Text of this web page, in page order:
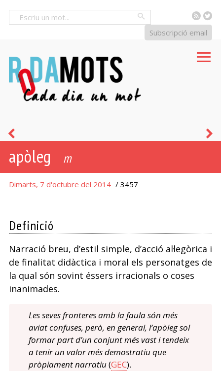
RSS
Subscripció email
apòleg m
Dimarts, 7 d'octubre del 2014 / 3457
Definició
Narració breu, d’estil simple, d’acció al·legòrica i
de finalitat didàctica i moral els personatges de
la qual són sovint éssers irracionals o coses
inanimades.
Les seves fronteres amb la faula són més
aviat confuses, però, en general, l’apòleg sol
formar part d’un conjunt més vast i tendeix
a tenir un valor més demostratiu que
pròpiament narratiu(GEC).
enigma